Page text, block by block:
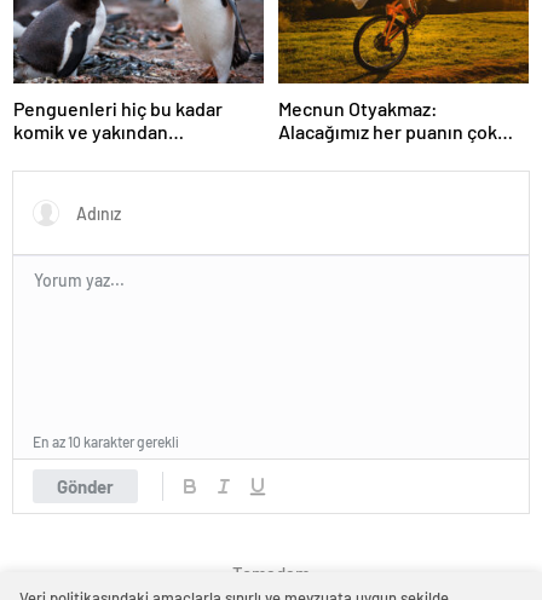
Penguenleri hiç bu kadar
komik ve yakından
Mecnun Otyakmaz:
Alacağımız her puanın çok
Gönder
En az 10 karakter gerekli
Temadam